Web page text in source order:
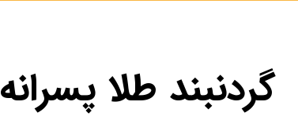
گردنبند طلا پسرانه